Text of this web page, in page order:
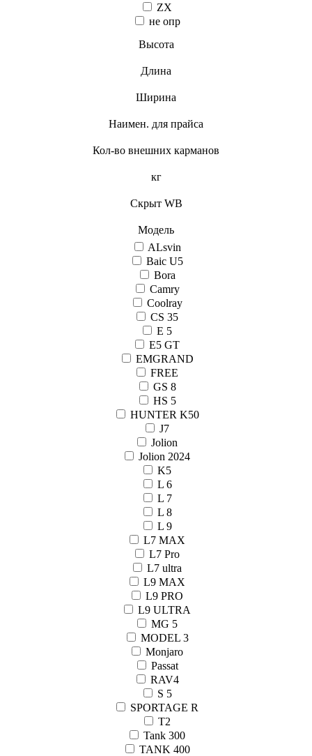
ZX
не опр
Высота
Длина
Ширина
Наимен. для прайса
Кол-во внешних карманов
кг
Скрыт WB
Модель
ALsvin
Baic U5
Bora
Camry
Coolray
CS 35
E 5
E5 GT
EMGRAND
FREE
GS 8
HS 5
HUNTER K50
J7
Jolion
Jolion 2024
K5
L 6
L 7
L 8
L 9
L7 MAX
L7 Pro
L7 ultra
L9 MAX
L9 PRO
L9 ULTRA
MG 5
MODEL 3
Monjaro
Passat
RAV4
S 5
SPORTAGE R
T2
Tank 300
TANK 400